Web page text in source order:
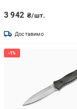
3 942 ₴/шт.
Доставимо